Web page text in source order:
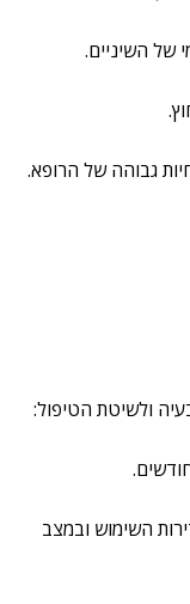
של השיניים.
גבוהה של הרופא.
ולשיטת הטיפול:
תלוי בתדירות השימוש ובמצב